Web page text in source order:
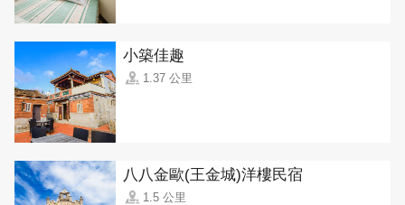
小築佳趣
1.37 公里
八八金歐(王金城)洋樓民宿
1.5 公里